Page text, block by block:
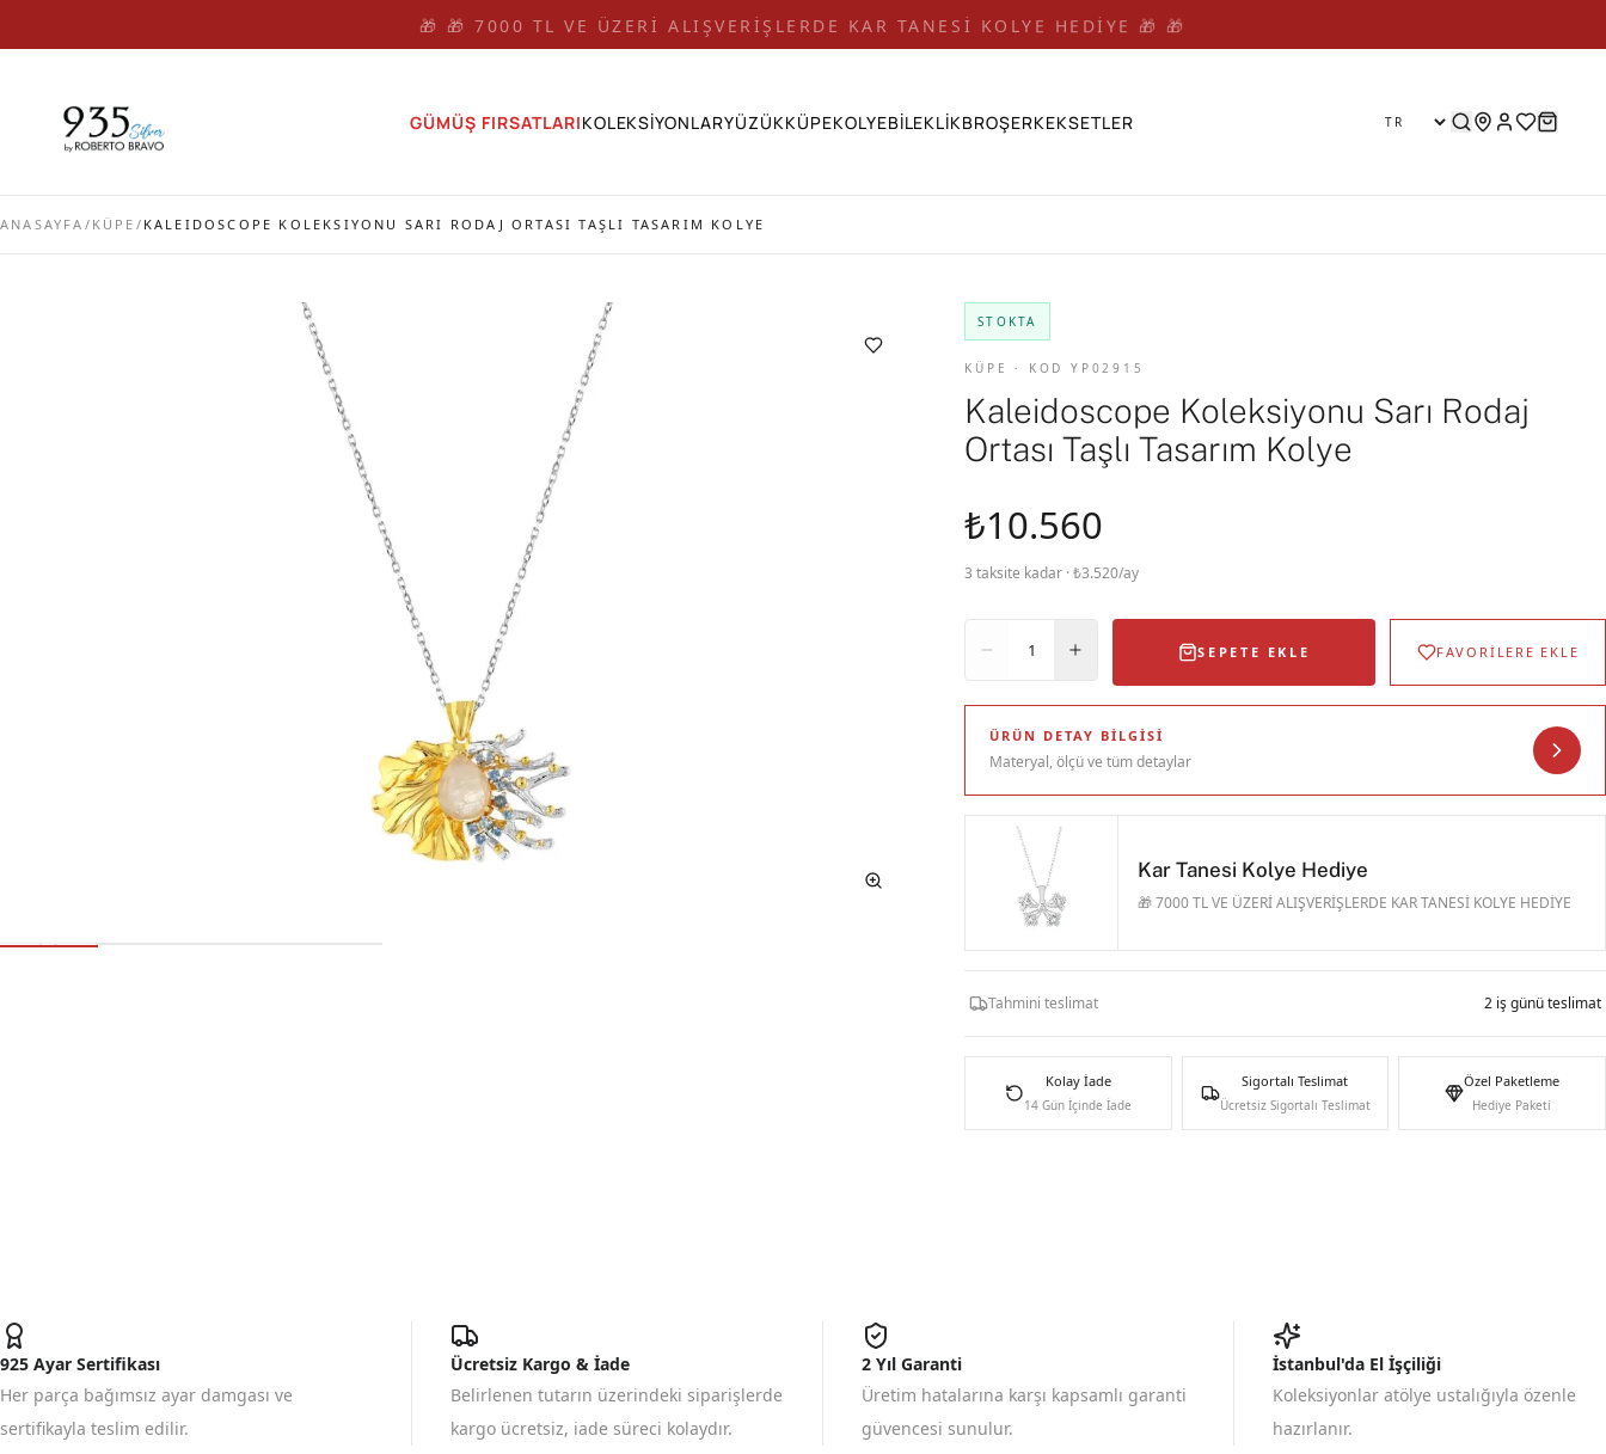
🎁 🎁 7000 TL VE ÜZERİ ALIŞVERİŞLERDE KAR TANESİ KOLYE HEDİYE 🎁 🎁
GÜMÜŞ FIRSATLARIKOLEKSİYONLARYÜZÜKKÜPEKOLYEBİLEKLİKBROŞERKEKSETLER
ANASAYFA / KÜPE / KALEIDOSCOPE KOLEKSIYONU SARI RODAJ ORTASI TAŞLI TASARIM KOLYE
STOKTA
KÜPE · KOD YP02915
Kaleidoscope Koleksiyonu Sarı Rodaj
Ortası Taşlı Tasarım Kolye
₺10.560
3 taksite kadar · ₺3.520/ay
1 SEPETE EKLE FAVORİLERE EKLE
ÜRÜN DETAY BILGISI
Materyal, ölçü ve tüm detaylar
Kar Tanesi Kolye Hediye
🎁 7000 TL VE ÜZERİ ALIŞVERİŞLERDE KAR TANESİ KOLYE HEDİYE
Tahmini teslimat 2 iş günü teslimat
Kolay İade
14 Gün İçinde İade
Sigortalı Teslimat
Ücretsiz Sigortalı Teslimat
Özel Paketleme
Hediye Paketi
925 Ayar Sertifikası
Her parça bağımsız ayar damgası ve
sertifikayla teslim edilir.
Ücretsiz Kargo & İade
Belirlenen tutarın üzerindeki siparişlerde
kargo ücretsiz, iade süreci kolaydır.
2 Yıl Garanti
Üretim hatalarına karşı kapsamlı garanti
güvencesi sunulur.
İstanbul'da El İşçiliği
Koleksiyonlar atölye ustalığıyla özenle
hazırlanır.